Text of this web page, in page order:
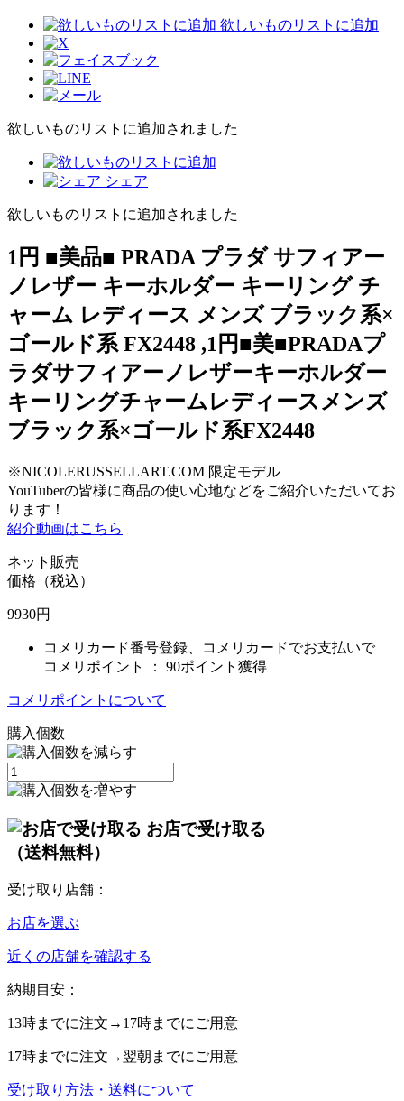
欲しいものリストに追加
欲しいものリストに追加されました
シェア
欲しいものリストに追加されました
1円 ■美品■ PRADA プラダ サフィアー
ノレザー キーホルダー キーリング チ
ャーム レディース メンズ ブラック系×
ゴールド系 FX2448 ,1円■美■PRADAプ
ラダサフィアーノレザーキーホルダー
キーリングチャームレディースメンズ
ブラック系×ゴールド系FX2448
※NICOLERUSSELLART.COM 限定モデル
YouTuberの皆様に商品の使い心地などをご紹介いただいてお
ります！
紹介動画はこちら
ネット販売
価格（税込）
9930円
コメリカード番号登録、コメリカードでお支払いで
コメリポイント ： 90ポイント獲得
コメリポイントについて
購入個数
お店で受け取る
（送料無料）
受け取り店舗：
お店を選ぶ
近くの店舗を確認する
納期目安：
13時までに注文→ 17時までにご用意
17時までに注文→ 翌朝 までにご用意
受け取り方法・送料について